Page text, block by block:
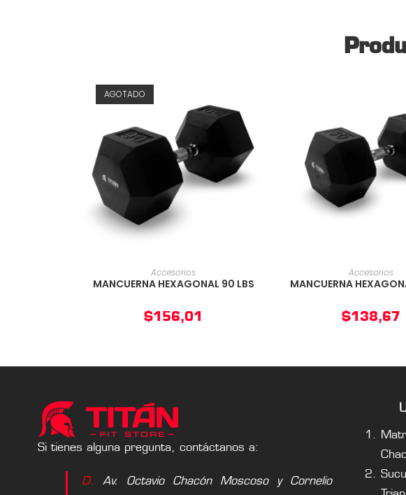
AGOTADO
AÑADIR AL CARRITO
Accesorios
MANCUERNA HEXAGONAL 90 LBS
$156,01
AÑADIR AL
Accesorios
MANCUERNA
$138,67
Si tienes alguna pregunta, contáctanos a:
D. Av. Octavio Chacón Moscoso y Cornelio